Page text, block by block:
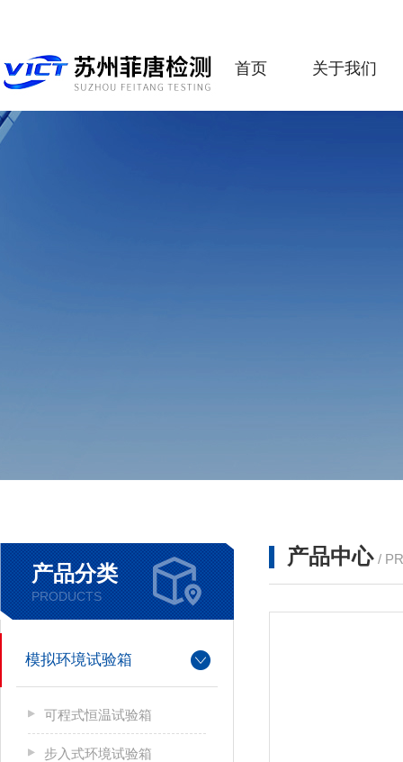
首页 关于我们
产品分类
PRODUCTS
模拟环境试验箱
可程式恒温试验箱
步入式环境试验箱
产品中心 /